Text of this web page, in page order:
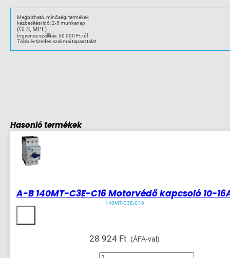
Megbízható, minőségi termékek
kézbesítési idő: 2-5 munkanap
(GLS, MPL)
Ingyenes szállítás: 50 000 Ft-tól
Több évtizedes szakmai tapasztalat
Hasonló termékek
A-B 140MT-C3E-C16 Motorvédő kapcsoló 10-
140MT-C3E-C16
28 924 Ft (ÁFA-val)
A-